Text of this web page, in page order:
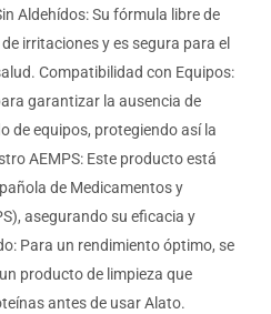
Aldehídos: Su fórmula libre de
irritaciones y es segura para el
Compatibilidad con Equipos:
garantizar la ausencia de
de equipos, protegiendo así la
AEMPS: Este producto está
de Medicamentos y
asegurando su eficacia y
Para un rendimiento óptimo, se
producto de limpieza que
antes de usar Alato.